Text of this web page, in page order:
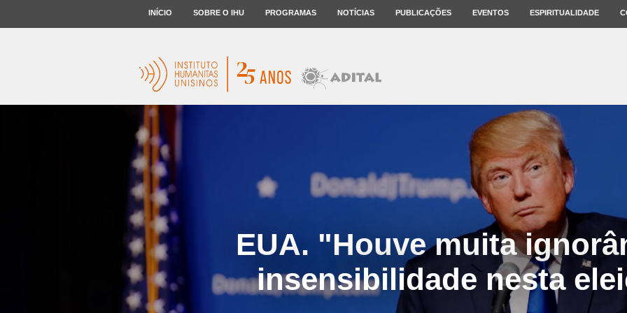
INÍCIO SOBRE O IHU PROGRAMAS NOTÍCIAS PUBLICAÇÕES EVENTOS ESPIRITUALIDADE
EUA. "Houve muita
insensibilidade nesta